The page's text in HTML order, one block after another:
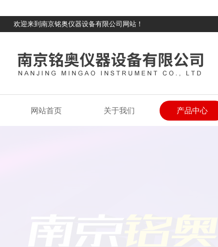
欢迎来到南京铭奥仪器设备有限公司网站！
网站首页 关于我们 产品中心